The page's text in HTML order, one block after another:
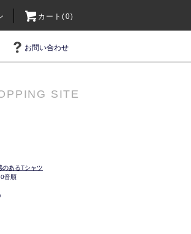
カート(0)
お問い合わせ
SITE
のあるTシャツ
音順